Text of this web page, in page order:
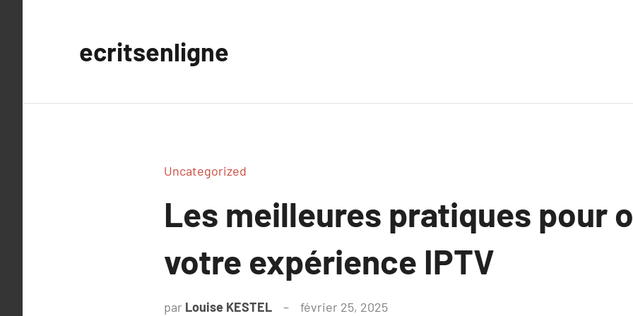
ecritsenligne
Uncategorized
Les meilleures pratiques pour
votre expérience IPTV
par Louise KESTEL février 25, 2025